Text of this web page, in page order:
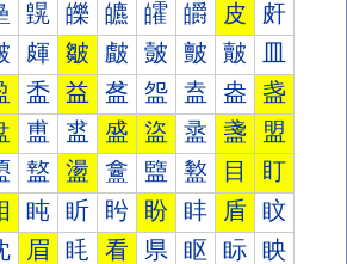
皩 皪 皫 皬 皭 皮 皯
皹 皺 皻 皼 皽 皾 皿
盉 益 盋 盌 盍 盎 盏
盙 盚 盛 盜 盝 盞 盟
盩 盪 盫 盬 盭 目 盯
盹 盺 盻 盼 盽 盾 盿
眉 眊 看 県 眍 眎 眏